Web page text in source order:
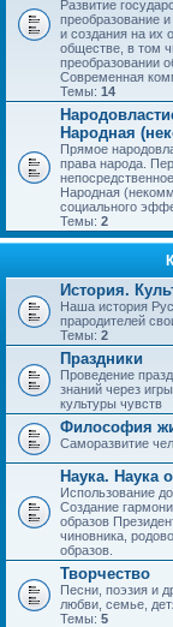
Развитие
преобразование
и создания на их
обществе, в том
преобразовании
Современная
Темы: 14
Народная
Прямое
права народа.
Народная
социального
Темы: 2
История.
Наша история
прародителей
Темы: 2
Праздники
Проведение
знаний через
культуры чувств
Философия
Саморазвитие
Наука. Наука
Использование
Создание
образов
чиновника,
образов.
Творчество
Песни, поэзия и
любви, семье,
Темы: 5